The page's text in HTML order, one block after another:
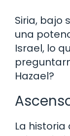
Siria, bajo
una
Israel, lo
Hazael?
La historia